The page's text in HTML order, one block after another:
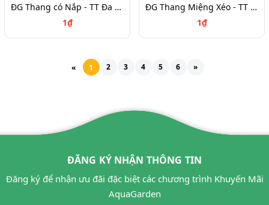
ĐG Thang có Nắp - TT Đa Giác
1₫
ĐG Thang Miệng Xéo - TT Đa Giác
1₫
« 1 2 3 4 5 6 »
ĐĂNG KÝ NHẬN THÔNG TIN
Đăng ký để nhận ưu đãi đặc biệt các chương trình Khuyến Mãi
AquaGarden